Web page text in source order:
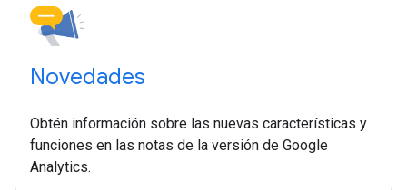
Novedades
Obtén información sobre las nuevas características y
funciones en las notas de la versión de Google
Analytics.